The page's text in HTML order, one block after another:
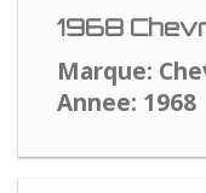
1968
Marque:
Annee: 1968